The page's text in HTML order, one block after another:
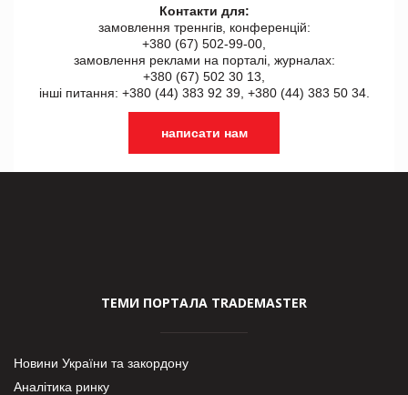
Контакти для:
замовлення треннгів, конференцій:
+380 (67) 502-99-00,
замовлення реклами на порталі, журналах:
+380 (67) 502 30 13,
інші питання: +380 (44) 383 92 39, +380 (44) 383 50 34.
написати нам
ТЕМИ ПОРТАЛА TRADEMASTER
Новини України та закордону
Аналітика ринку